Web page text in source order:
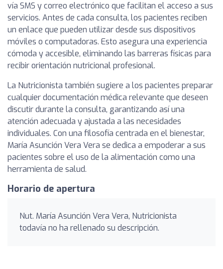
vía SMS y correo electrónico que facilitan el acceso a sus
servicios. Antes de cada consulta, los pacientes reciben
un enlace que pueden utilizar desde sus dispositivos
móviles o computadoras. Esto asegura una experiencia
cómoda y accesible, eliminando las barreras físicas para
recibir orientación nutricional profesional.
La Nutricionista también sugiere a los pacientes preparar
cualquier documentación médica relevante que deseen
discutir durante la consulta, garantizando así una
atención adecuada y ajustada a las necesidades
individuales. Con una filosofía centrada en el bienestar,
María Asunción Vera Vera se dedica a empoderar a sus
pacientes sobre el uso de la alimentación como una
herramienta de salud.
Horario de apertura
Nut. María Asunción Vera Vera, Nutricionista
todavía no ha rellenado su descripción.